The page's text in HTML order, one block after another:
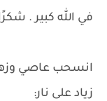
في الله كبير .
انسحب عاصي
زياد على نار: